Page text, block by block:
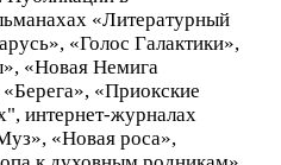
«Литературный
«Голос Галактики»,
«Новая Немига
«Приокские
интернет-журналах
«Новая роса»,